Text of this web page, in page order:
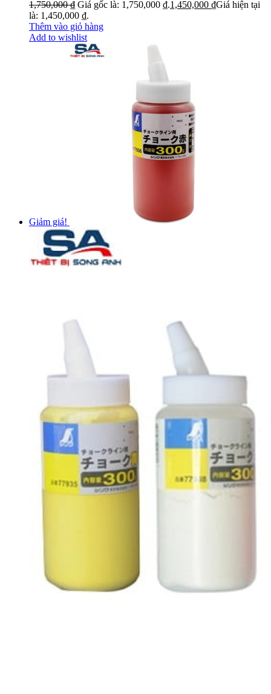
1,750,000₫ Giá gốc là: 1,750,000 ₫.1,450,000 ₫Giá hiện tại
là: 1,450,000 ₫.
Thêm vào giỏ hàng
Add to wishlist
Giảm giá!